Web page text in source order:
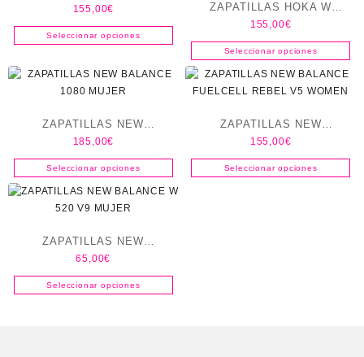
CLIPTON 10
155,00€
Seleccionar opciones
ZAPATILLAS HOKA W
CLIPTON 11
155,00€
Seleccionar opciones
ZAPATILLAS NEW
BALANCE 1080 MUJER
185,00€
Seleccionar opciones
ZAPATILLAS NEW
BALANCE FUELCELL
REBEL V5 WOMEN
155,00€
Seleccionar opciones
ZAPATILLAS NEW
BALANCE W 520 V9 MUJER
65,00€
Seleccionar opciones